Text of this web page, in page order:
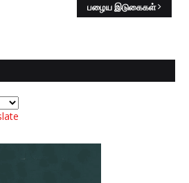
பழைய இடுகைகள்